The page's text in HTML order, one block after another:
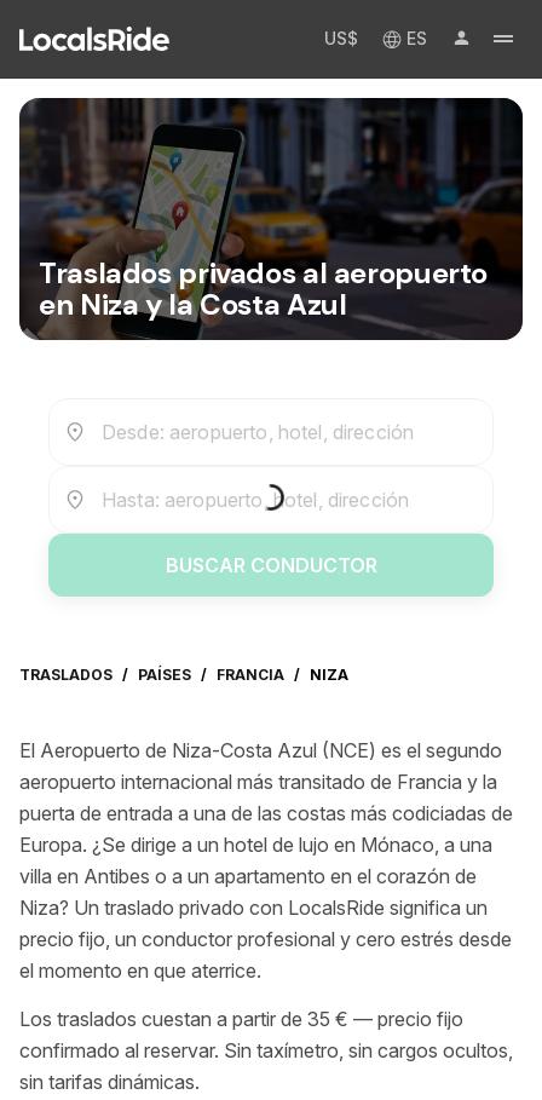
US$ ES
Traslados privados al aeropuerto
en Niza y la Costa Azul
Desde: aeropuerto, hotel, dirección
Hasta: aeropuerto, hotel, dirección
BUSCAR CONDUCTOR
TRASLADOS / PAÍSES / FRANCIA / NIZA
El Aeropuerto de Niza-Costa Azul (NCE) es el segundo
aeropuerto internacional más transitado de Francia y la
puerta de entrada a una de las costas más codiciadas de
Europa. ¿Se dirige a un hotel de lujo en Mónaco, a una
villa en Antibes o a un apartamento en el corazón de
Niza? Un traslado privado con LocalsRide significa un
precio fijo, un conductor profesional y cero estrés desde
el momento en que aterrice.
Los traslados cuestan a partir de 35 € — precio fijo
confirmado al reservar. Sin taxímetro, sin cargos ocultos,
sin tarifas dinámicas.